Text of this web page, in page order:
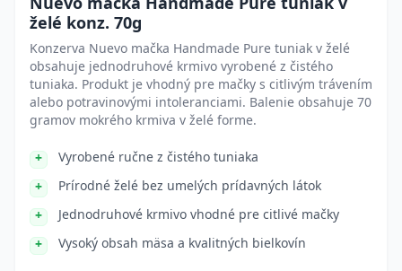
želé konz. 70g
Konzerva Nuevo mačka Handmade Pure tuniak v želé
obsahuje jednodruhové krmivo vyrobené z čistého
tuniaka. Produkt je vhodný pre mačky s citlivým trávením
alebo potravinovými intoleranciami. Balenie obsahuje 70
gramov mokrého krmiva v želé forme.
Vyrobené ručne z čistého tuniaka
Prírodné želé bez umelých prídavných látok
Jednodruhové krmivo vhodné pre citlivé mačky
Vysoký obsah mäsa a kvalitných bielkovín